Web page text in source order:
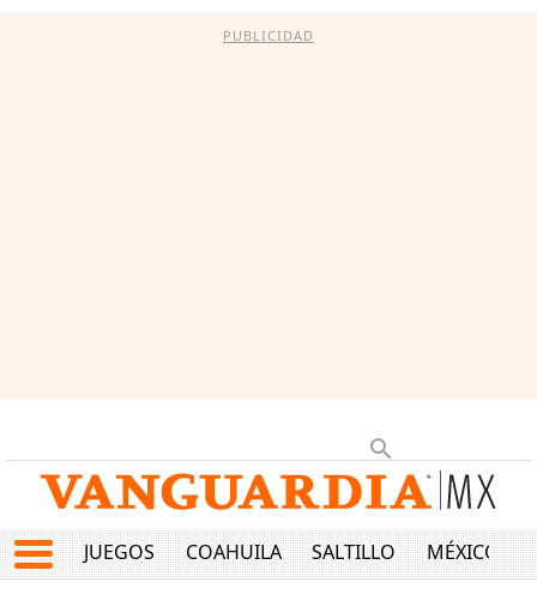
PUBLICIDAD
JUEGOS COAHUILA SALTILLO MÉXICO